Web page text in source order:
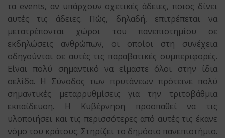
τα events, αν υπάρχουν σχετικές άδειες, ποιος δίνει
αυτές τις άδειες. Πώς, δηλαδή, επιτρέπεται να
μετατρέπονται χώροι του πανεπιστημίου σε
εκδηλώσεις ανθρώπων, οι οποίοι στη συνέχεια
οδηγούνται σε αυτές τις παραβατικές συμπεριφορές.
Είναι πολύ σημαντικό να είμαστε όλοι στην ίδια
σελίδα. Η Σύνοδος των πρυτάνεων πρότεινε πολύ
σημαντικές μεταρρυθμίσεις για την τριτοβάθμια
εκπαίδευση. Η Κυβέρνηση προσπαθεί να τις
υλοποιήσει και τις περισσότερες από αυτές τις έκανε
νόμο του κράτους. Στηρίζει το δημόσιο πανεπιστήμιο.